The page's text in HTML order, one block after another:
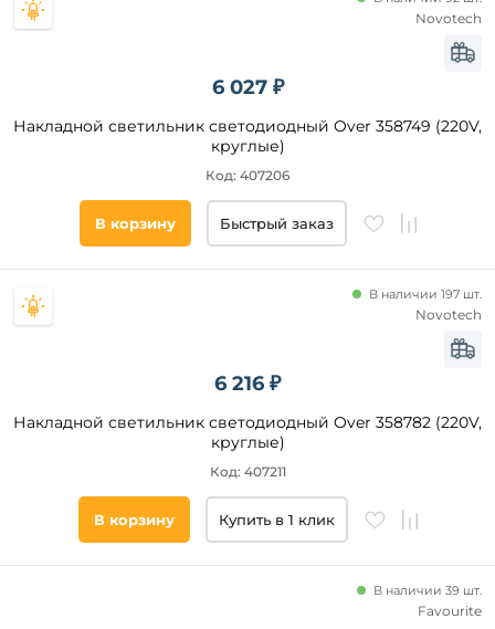
6 027 ₽
Накладной светильник светодиодный Over 358749 (220V,
круглые)
Код: 407206
Novotech
В корзину Быстрый заказ
6 216 ₽
Накладной светильник светодиодный Over 358782 (220V,
круглые)
В наличии 197 шт.
Код: 407211
Novotech
В корзину Купить в 1 клик
В наличии 39 шт.
Favourite